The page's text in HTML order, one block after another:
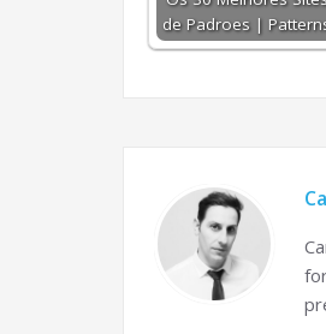
de Padroes |